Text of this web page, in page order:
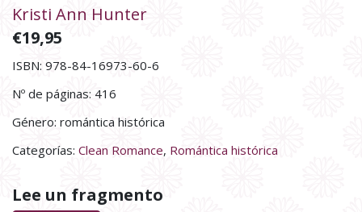
Kristi Ann Hunter
€19,95
ISBN: 978-84-16973-60-6
Nº de páginas: 416
Género: romántica histórica
Categorías: Clean Romance, Romántica histórica
Lee un fragmento